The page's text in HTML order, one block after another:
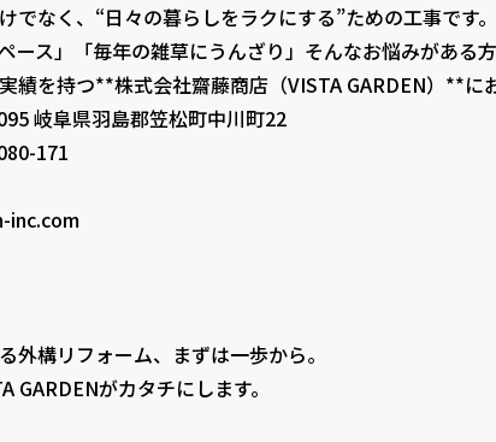
でなく、“日々の暮らしをラクにする”ための工事です。
ース」「毎年の雑草にうんざり」――そんなお悩みがある方
績を持つ**株式会社齋藤商店（VISTA GARDEN）**に
岐阜県羽島郡笠松町中川町22
171
外構リフォーム、まずは一歩から。
GARDENがカタチにします。